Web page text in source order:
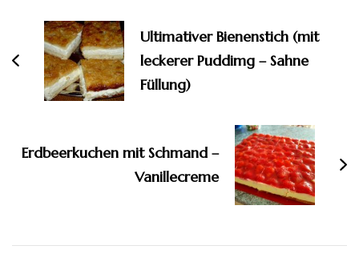
Ultimativer Bienenstich (mit
leckerer Puddimg – Sahne
Füllung)
Erdbeerkuchen mit Schmand –
Vanillecreme